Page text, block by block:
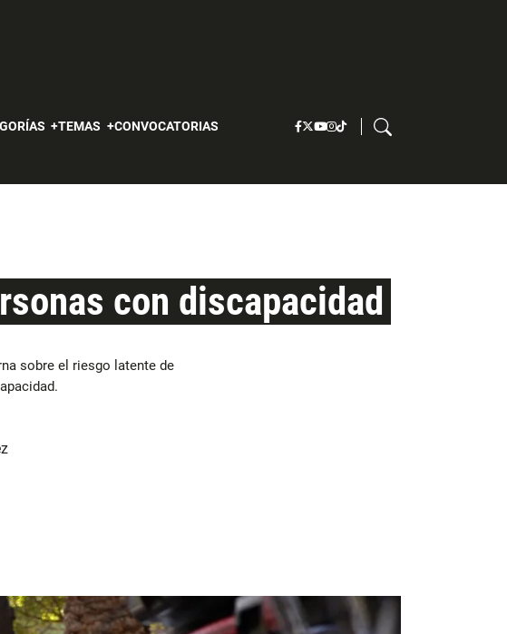
TEMAS CONVOCATORIAS
con discapacidad
sobre el riesgo latente de